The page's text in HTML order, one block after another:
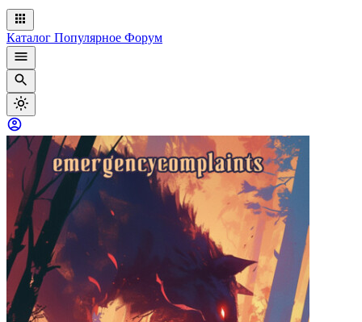
Каталог Популярное Форум